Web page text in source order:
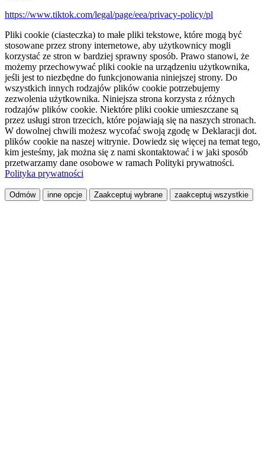
https://www.tiktok.com/legal/page/eea/privacy-policy/pl
Pliki cookie (ciasteczka) to małe pliki tekstowe, które mogą być
stosowane przez strony internetowe, aby użytkownicy mogli
korzystać ze stron w bardziej sprawny sposób. Prawo stanowi, że
możemy przechowywać pliki cookie na urządzeniu użytkownika,
jeśli jest to niezbędne do funkcjonowania niniejszej strony. Do
wszystkich innych rodzajów plików cookie potrzebujemy
zezwolenia użytkownika. Niniejsza strona korzysta z różnych
rodzajów plików cookie. Niektóre pliki cookie umieszczane są
przez usługi stron trzecich, które pojawiają się na naszych stronach.
W dowolnej chwili możesz wycofać swoją zgodę w Deklaracji dot.
plików cookie na naszej witrynie. Dowiedz się więcej na temat tego,
kim jesteśmy, jak można się z nami skontaktować i w jaki sposób
przetwarzamy dane osobowe w ramach Polityki prywatności.
Polityka prywatności
Odmów inne opcje Zaakceptuj wybrane zaakceptuj wszystkie